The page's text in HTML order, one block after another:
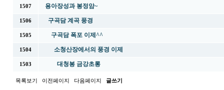
1507 용아장성과 봉정암~
1506 구곡담 계곡 풍경
1505 구곡담 폭포 이제^^
1504 소청산장에서의 풍경 이제
1503 대청봉 금강초롱
목록보기 이전페이지 다음페이지 글쓰기